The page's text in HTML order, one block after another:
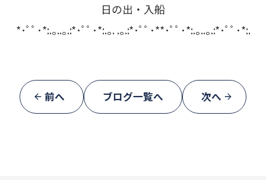
日の出・入船
*･ﾟﾟ･*:.｡..｡.:*･ﾟﾟ･*:.｡. .｡.:*･ﾟﾟ･**･ﾟﾟ･*:.｡..｡.:*･ﾟﾟ･*:.
前へ ブログ一覧へ 次へ